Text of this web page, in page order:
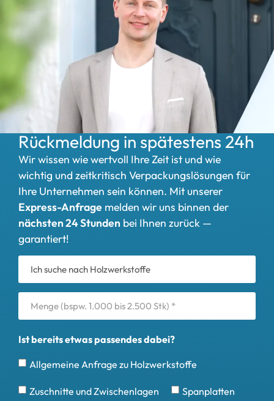
Express-Anfrage:
Rückmeldung in spätestens 24h
Wir wissen wie wertvoll Ihre Zeit ist und wie
wichtig und zeitkritisch Verpackungslösungen für
Ihre Unternehmen sein können. Mit unserer
Express-Anfrage melden wir uns binnen der
nächsten 24 Stunden bei Ihnen zurück —
garantiert!
Ist bereits etwas passendes dabei?
Allgemeine Anfrage zu Holzwerkstoffe
Zuschnitte und Zwischenlagen Spanplatten